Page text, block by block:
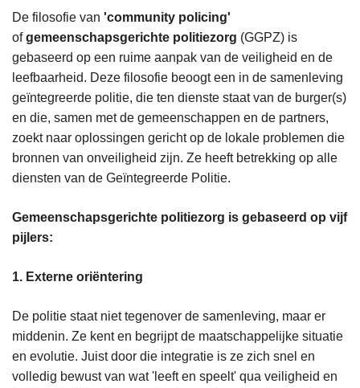
De filosofie van 'community policing'
ofgemeenschapsgerichte politiezorg (GGPZ) is
gebaseerd op een ruime aanpak van de veiligheid en de
leefbaarheid. Deze filosofie beoogt een in de samenleving
geïntegreerde politie, die ten dienste staat van de burger(s)
en die, samen met de gemeenschappen en de partners,
zoekt naar oplossingen gericht op de lokale problemen die
bronnen van onveiligheid zijn. Ze heeft betrekking op alle
diensten van de Geïntegreerde Politie.
Gemeenschapsgerichte politiezorg is gebaseerd op vijf
pijlers:
1. Externe oriëntering
De politie staat niet tegenover de samenleving, maar er
middenin. Ze kent en begrijpt de maatschappelijke situatie
en evolutie. Juist door die integratie is ze zich snel en
volledig bewust van wat 'leeft en speelt' qua veiligheid en